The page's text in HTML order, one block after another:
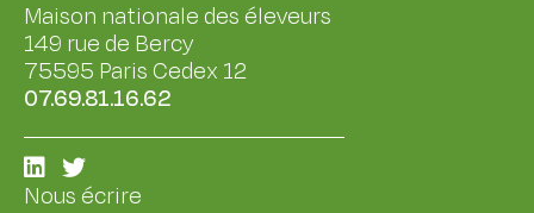
Maison nationale des éleveurs
149 rue de Bercy
75595 Paris Cedex 12
07.69.81.16.62
Nous écrire